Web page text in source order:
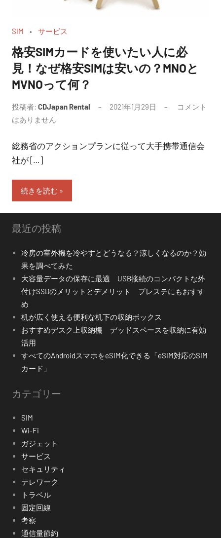
SIM サービス
格安SIMカードを使いたい人に必
見！なぜ格安SIMは安いの？MNOと
MVNOって何？
投稿者: CDJapan Rental 2021年1月29日
コメント
はありません
総務省のアクションプランに従って大手携帯通信会
社が […]
続きを読む
最近の投稿
冷房の室外機を冷やすとどうなる？涼しくなるのか？効
果を調べてみた
大容量データの保存に最適 USB接続のコンパクトな外
付けSSDのメリットとデメリット プレステにもおすす
め
机が広く使える便利な机下の収納ボックス
おすすめデスク上収納棚 デッドスペースを収納に有効
活用
すべてのAndroidスマホをeSIM化できる「eSIM対応のSIM
カード」
カテゴリー
SIM
Wi-Fi
ガジェット
サービス
セキュリティ
テレワーク
トラベル
固定回線
考察
通信量節約